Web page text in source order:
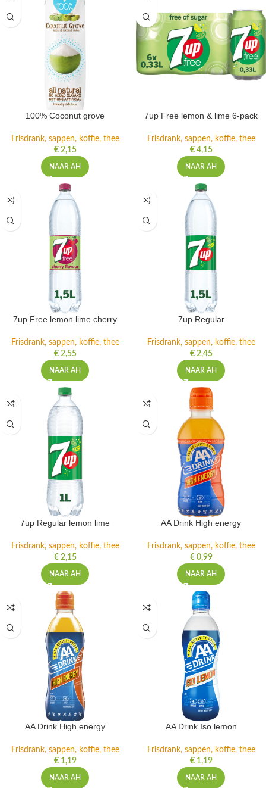
100% Coconut grove
Frisdrank, sappen, koffie, thee
€2,15
NAAR AH
7up Free lemon & lime 6-pack
Frisdrank, sappen, koffie, thee
€4,15
NAAR AH
7up Free lemon lime cherry
Frisdrank, sappen, koffie, thee
€2,55
NAAR AH
7up Regular
Frisdrank, sappen, koffie, thee
€2,45
NAAR AH
7up Regular lemon lime
Frisdrank, sappen, koffie, thee
€2,15
NAAR AH
AA Drink High energy
Frisdrank, sappen, koffie, thee
€0,99
NAAR AH
AA Drink High energy
Frisdrank, sappen, koffie, thee
€1,19
NAAR AH
AA Drink Iso lemon
Frisdrank, sappen, koffie, thee
€1,19
NAAR AH